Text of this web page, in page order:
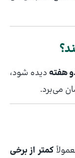
هفته دیده شود،
می‌برد.
کمتر از برخی